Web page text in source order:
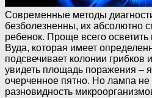
Современные методы
безболезненны, их абсолютно
ребенок. Проще всего
Вуда, которая имеет
подсвечивает колонии
увидеть площадь поражения –
очерченное пятно. Но лампа не
разновидность